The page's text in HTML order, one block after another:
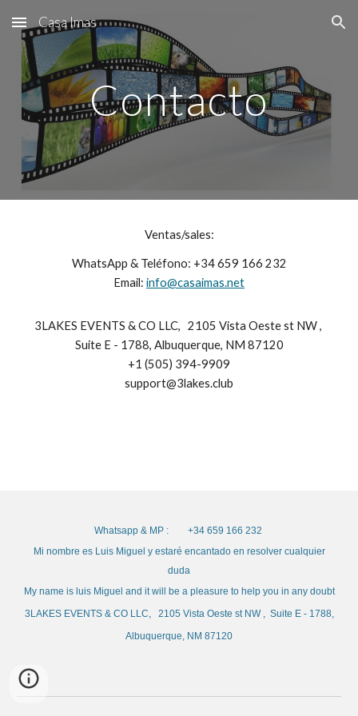
Skip to main content Skip to navigation
Casa Imas
Contacto
Ventas/sales:
WhatsApp & Teléfono: +34 659 166 232
Email: info@casaimas.net
3LAKES EVENTS & CO LLC, 2105 Vista Oeste st NW ,
Suite E - 1788, Albuquerque, NM 87120
+1 (505) 394-9909
support@3lakes.club
Whatsapp & MP : +34 659 166 232
Mi nombre es Luis Miguel y estaré encantado en resolver cualquier
duda
My name is luis Miguel and it will be a pleasure to help you in any doubt
3LAKES EVENTS & CO LLC, 2105 Vista Oeste st NW , Suite E - 1788,
Albuquerque, NM 87120